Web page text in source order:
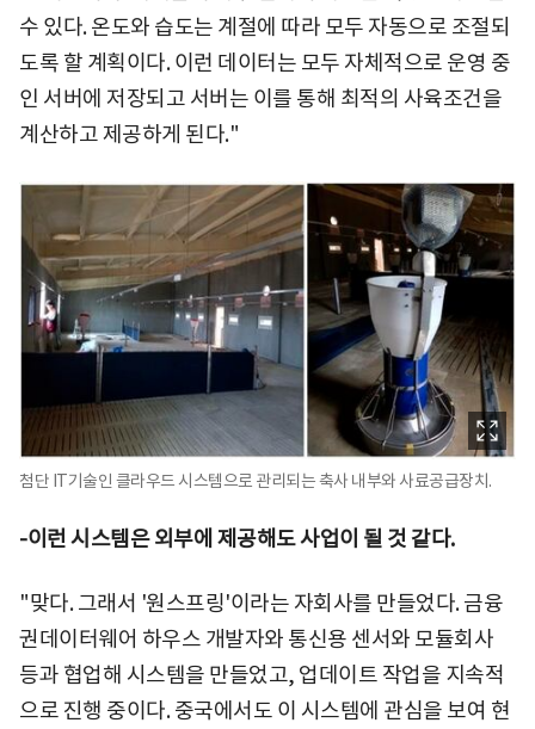
수 있다. 온도와 습도는 계절에 따라 모두 자동으로 조절되
도록 할 계획이다. 이런 데이터는 모두 자체적으로 운영 중
인 서버에 저장되고 서버는 이를 통해 최적의 사육조건을
계산하고 제공하게 된다."
첨단 IT기술인 클라우드 시스템으로 관리되는 축사 내부와 사료공급장치.
-이런 시스템은 외부에 제공해도 사업이 될 것 같다.
"맞다. 그래서 '원스프링'이라는 자회사를 만들었다. 금융
권데이터웨어 하우스 개발자와 통신용 센서와 모듈회사
등과 협업해 시스템을 만들었고, 업데이트 작업을 지속적
으로 진행 중이다. 중국에서도 이 시스템에 관심을 보여 현